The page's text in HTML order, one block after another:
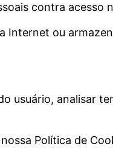
contra acesso
ou
usuário, analisar
Política de